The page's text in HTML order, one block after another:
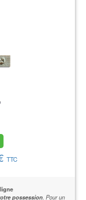
TTC
possession. Pour un